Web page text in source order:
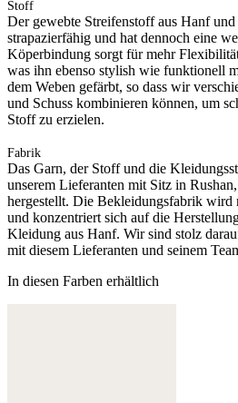
Stoff
Der gewebte Streifenstoff aus Hanf
strapazierfähig und hat dennoch eine
Köperbindung sorgt für mehr
was ihn ebenso stylish wie funktionell
dem Weben gefärbt, so dass wir
und Schuss kombinieren können, um
Stoff zu erzielen.
Fabrik
Das Garn, der Stoff und die
unserem Lieferanten mit Sitz in
hergestellt. Die Bekleidungsfabrik wird
und konzentriert sich auf die
Kleidung aus Hanf. Wir sind stolz
mit diesem Lieferanten und seinem
In diesen Farben erhältlich